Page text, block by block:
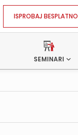
ISPROBAJ BESPLATNO
SEMINARI